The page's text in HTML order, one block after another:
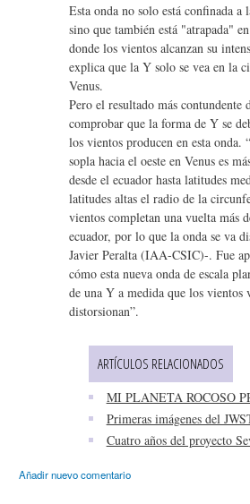
Esta onda no solo está confinada a
sino que también está "atrapada"
donde los vientos alcanzan su
explica que la Y solo se vea en la
Venus.
Pero el resultado más contundente
comprobar que la forma de Y se
los vientos producen en esta
sopla hacia el oeste en Venus es
desde el ecuador hasta latitudes
latitudes altas el radio de la
vientos completan una vuelta más
ecuador, por lo que la onda se va
Javier Peralta (IAA-CSIC)-. Fue
cómo esta nueva onda de escala
de una Y a medida que los vientos
distorsionan”.
ARTÍCULOS RELACIONADOS
MI PLANETA ROCOSO
Primeras imágenes del
Cuatro años del proyecto
Añadir nuevo comentario